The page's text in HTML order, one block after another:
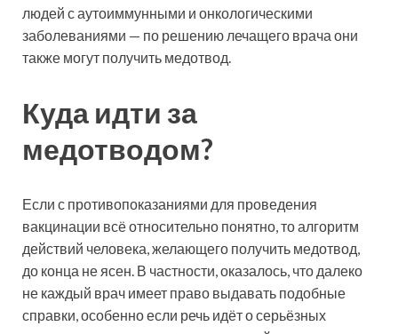
людей с аутоиммунными и онкологическими
заболеваниями — по решению лечащего врача они
также могут получить медотвод.
Куда идти за
медотводом?
Если с противопоказаниями для проведения
вакцинации всё относительно понятно, то алгоритм
действий человека, желающего получить медотвод,
до конца не ясен. В частности, оказалось, что далеко
не каждый врач имеет право выдавать подобные
справки, особенно если речь идёт о серьёзных